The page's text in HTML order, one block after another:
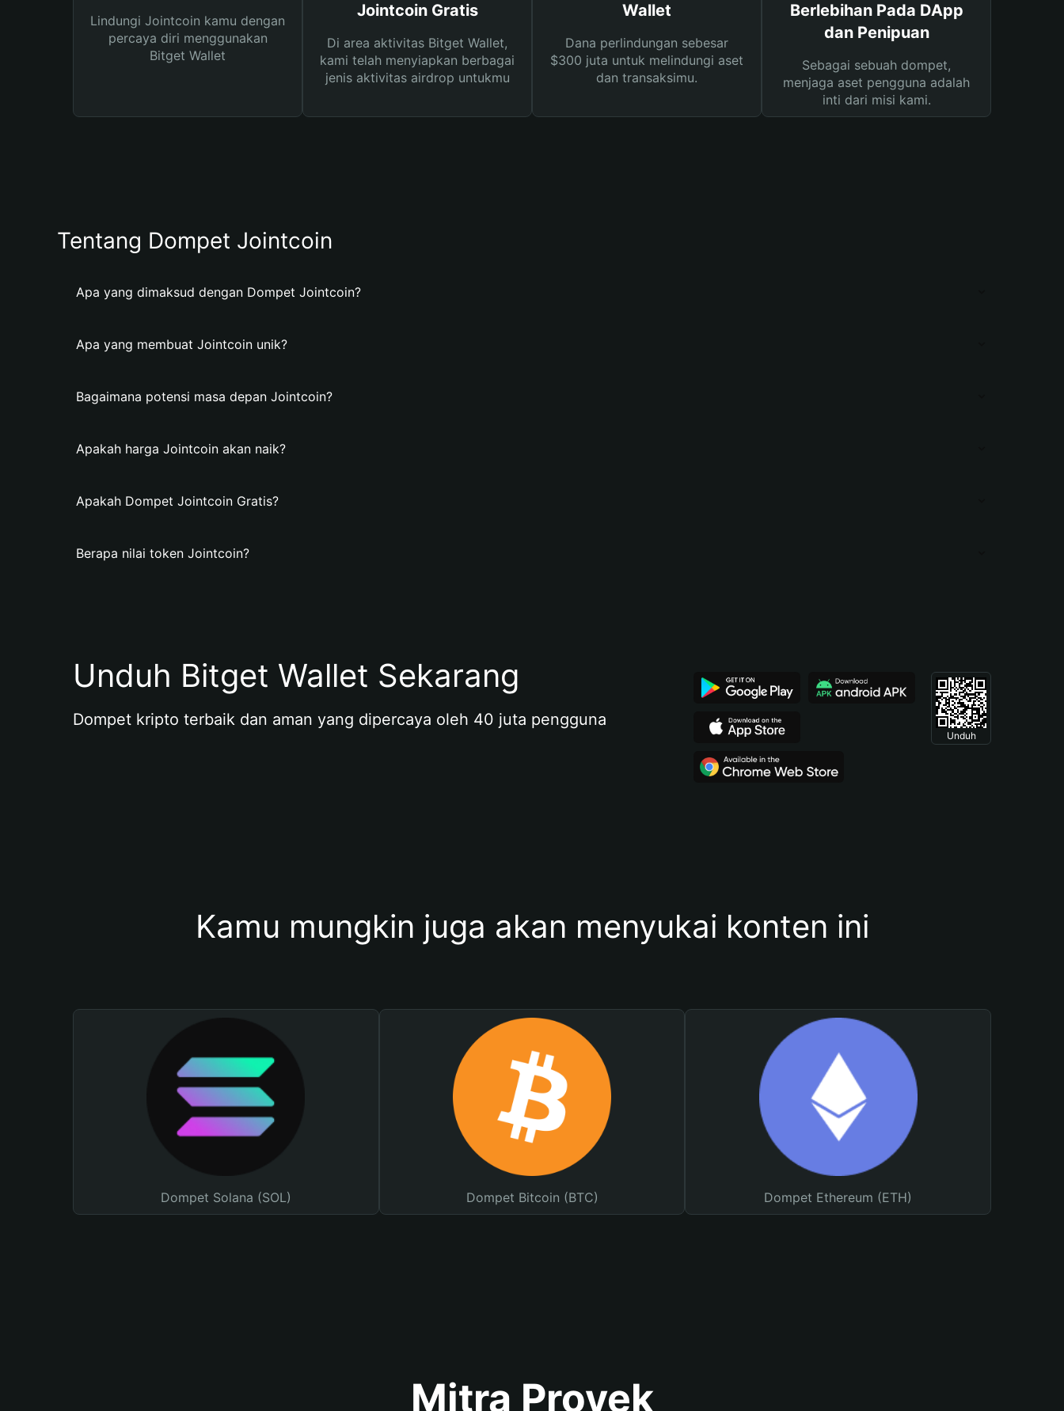
Lindungi Jointcoin kamu dengan
percaya diri menggunakan
Bitget Wallet
Jointcoin Gratis
Di area aktivitas Bitget Wallet,
kami telah menyiapkan berbagai
jenis aktivitas airdrop untukmu
Wallet
Dana perlindungan sebesar
$300 juta untuk melindungi aset
dan transaksimu.
Berlebihan Pada DApp
dan Penipuan
Sebagai sebuah dompet,
menjaga aset pengguna adalah
inti dari misi kami.
Tentang Dompet Jointcoin
Apa yang dimaksud dengan Dompet Jointcoin?
Apa yang membuat Jointcoin unik?
Bagaimana potensi masa depan Jointcoin?
Apakah harga Jointcoin akan naik?
Apakah Dompet Jointcoin Gratis?
Berapa nilai token Jointcoin?
Unduh Bitget Wallet Sekarang
Dompet kripto terbaik dan aman yang dipercaya oleh 40 juta pengguna
Unduh
Kamu mungkin juga akan menyukai konten ini
Dompet Solana (SOL) Dompet Bitcoin (BTC) Dompet Ethereum (ETH)
Mitra Proyek